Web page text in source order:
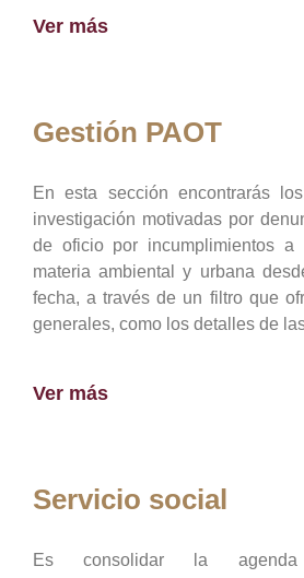
Ver más
Gestión PAOT
En esta sección encontrarás
investigación motivadas por
de oficio por incumplimientos a
materia ambiental y urbana
fecha, a través de un filtro que
generales, como los detalles de
Ver más
Servicio social
Es consolidar la